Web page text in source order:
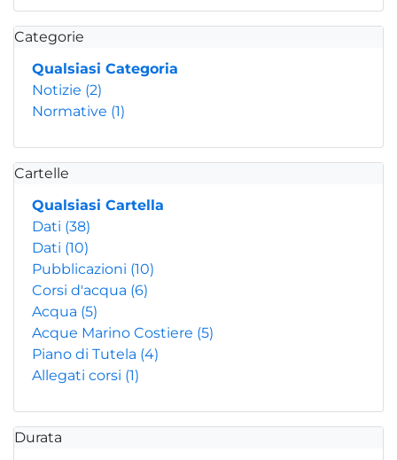
Categorie
Qualsiasi Categoria
Notizie (2)
Normative (1)
Cartelle
Qualsiasi Cartella
Dati (38)
Dati (10)
Pubblicazioni (10)
Corsi d'acqua (6)
Acqua (5)
Acque Marino Costiere (5)
Piano di Tutela (4)
Allegati corsi (1)
Durata